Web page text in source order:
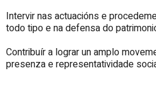
Intervir nas actuacións e
todo tipo e na defensa do
Contribuír a lograr un amplo
presenza e representatividade